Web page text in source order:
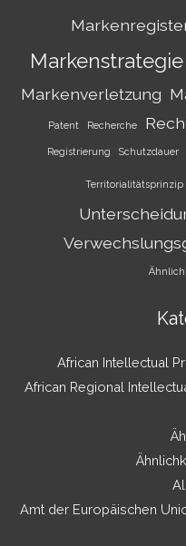
Markenstrategie
Markenverletzung
Patent Recherche
Registrierung Schutzdauer
Territorialitätsprinzip
African Intellectual
African Regional
Amt der Europäischen